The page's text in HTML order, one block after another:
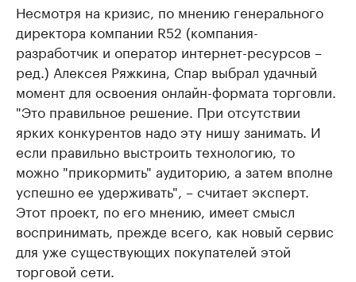
Несмотря на кризис, по мнению генерального
директора компании R52 (компания-
разработчик и оператор интернет-ресурсов –
ред.) Алексея Ряжкина, Спар выбрал удачный
момент для освоения онлайн-формата торговли.
"Это правильное решение. При отсутствии
ярких конкурентов надо эту нишу занимать. И
если правильно выстроить технологию, то
можно "прикормить" аудиторию, а затем вполне
успешно ее удерживать", – считает эксперт.
Этот проект, по его мнению, имеет смысл
воспринимать, прежде всего, как новый сервис
для уже существующих покупателей этой
торговой сети.